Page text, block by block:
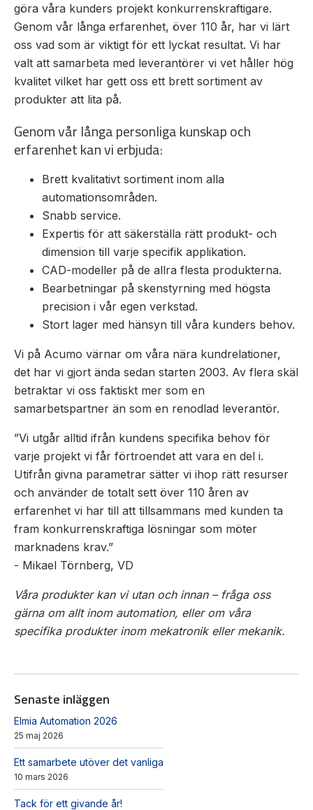
Vi hjälper gärna
till!
Teknisk
Mätning
Mätskalor
Räknare
/
göra våra kunders projekt konkurrenskraftigare.
Genom vår långa erfarenhet, över 110 år, har vi lärt
oss vad som är viktigt för ett lyckat resultat. Vi har
valt att samarbeta med leverantörer vi vet håller hög
kvalitet vilket har gett oss ett brett sortiment av
produkter att lita på.
Genom vår långa personliga kunskap och
erfarenhet kan vi erbjuda:
Brett kvalitativt sortiment inom alla
automationsområden.
Snabb service.
Expertis för att säkerställa rätt produkt- och
dimension till varje specifik applikation.
CAD-modeller på de allra flesta produkterna.
Bearbetningar på skenstyrning med högsta
precision i vår egen verkstad.
Stort lager med hänsyn till våra kunders behov.
Vi på Acumo värnar om våra nära kundrelationer,
det har vi gjort ända sedan starten 2003. Av flera skäl
betraktar vi oss faktiskt mer som en
samarbetspartner än som en renodlad leverantör.
”Vi utgår alltid ifrån kundens specifika behov för
varje projekt vi får förtroendet att vara en del i.
Utifrån givna parametrar sätter vi ihop rätt resurser
och använder de totalt sett över 110 åren av
erfarenhet vi har till att tillsammans med kunden ta
fram konkurrenskraftiga lösningar som möter
marknadens krav.”
- Mikael Törnberg, VD
Våra produkter kan vi utan och innan – fråga oss
gärna om allt inom automation, eller om våra
specifika produkter inom mekatronik eller mekanik.
Senaste inläggen
Elmia Automation 2026
25 maj 2026
Ett samarbete utöver det vanliga
10 mars 2026
Tack för ett givande år!